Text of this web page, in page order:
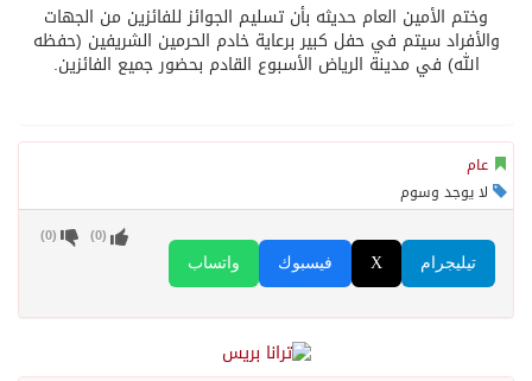
وختم الأمين العام حديثه بأن تسليم الجوائز للفائزين من الجهات
والأفراد سيتم في حفل كبير برعاية خادم الحرمين الشريفين (حفظه
الله) في مدينة الرياض الأسبوع القادم بحضور جميع الفائزين.
عام
لا يوجد وسوم
واتساب فيسبوك X تيليجرام
(
0
) (
0
)